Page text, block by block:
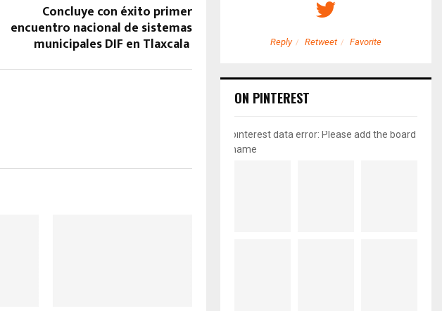
Concluye con éxito primer
encuentro nacional de sistemas
municipales DIF en Tlaxcala
Reply Retweet Favorite Reply Retweet Favorite
ON PINTEREST
pinterest data error: Please add the board
name